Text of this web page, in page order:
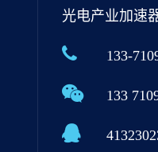
光电产业加速
133-
133